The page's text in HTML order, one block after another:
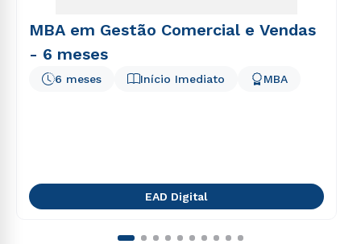
MBA em Gestão Comercial e Vendas
- 6 meses
Início Imediato
6 meses MBA
EAD Digital